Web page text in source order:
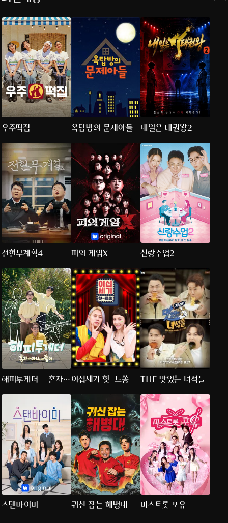
우주떡집 옥탑방의 문제아들 내일은 태권왕2
전현무계획4 피의 게임X 신랑수업2
해피투게더 - 혼자가
아니어서 좋아
이십세기 힛-트쏭 THE 맛있는 녀석들
스탠바이미 귀신 잡는 해병대 미스트롯 포유